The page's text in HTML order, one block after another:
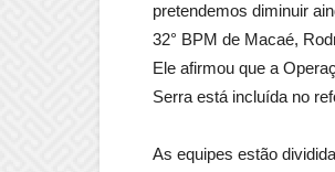
pretendemos diminuir
32° BPM de Macaé,
Ele afirmou que a
Serra está incluída no
As equipes estão